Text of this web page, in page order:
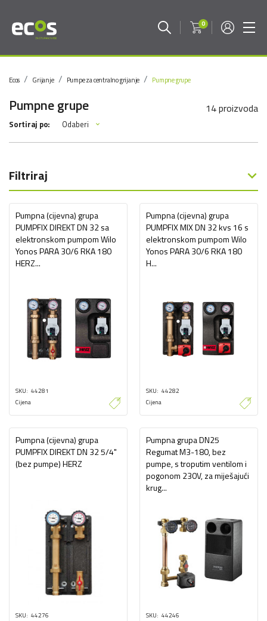
0
Ecos Grijanje Pumpe za centralno grijanje Pumpne grupe
Pumpne grupe 14 proizvoda
Sortiraj po: Odaberi
Filtriraj
Pumpna (cijevna) grupa
PUMPFIX DIREKT DN 32 sa
elektronskom pumpom Wilo
Yonos PARA 30/6 RKA 180
HERZ...
SKU 44281
Cijena
Pumpna (cijevna) grupa
PUMPFIX MIX DN 32 kvs 16 s
elektronskom pumpom Wilo
Yonos PARA 30/6 RKA 180
H...
SKU 44282
Cijena
Pumpna (cijevna) grupa
PUMPFIX DIREKT DN 32 5/4"
(bez pumpe) HERZ
SKU 44276
Pumpna grupa DN25
Regumat M3-180, bez
pumpe, s troputim ventilom i
pogonom 230V, za miješajući
krug...
SKU 44246